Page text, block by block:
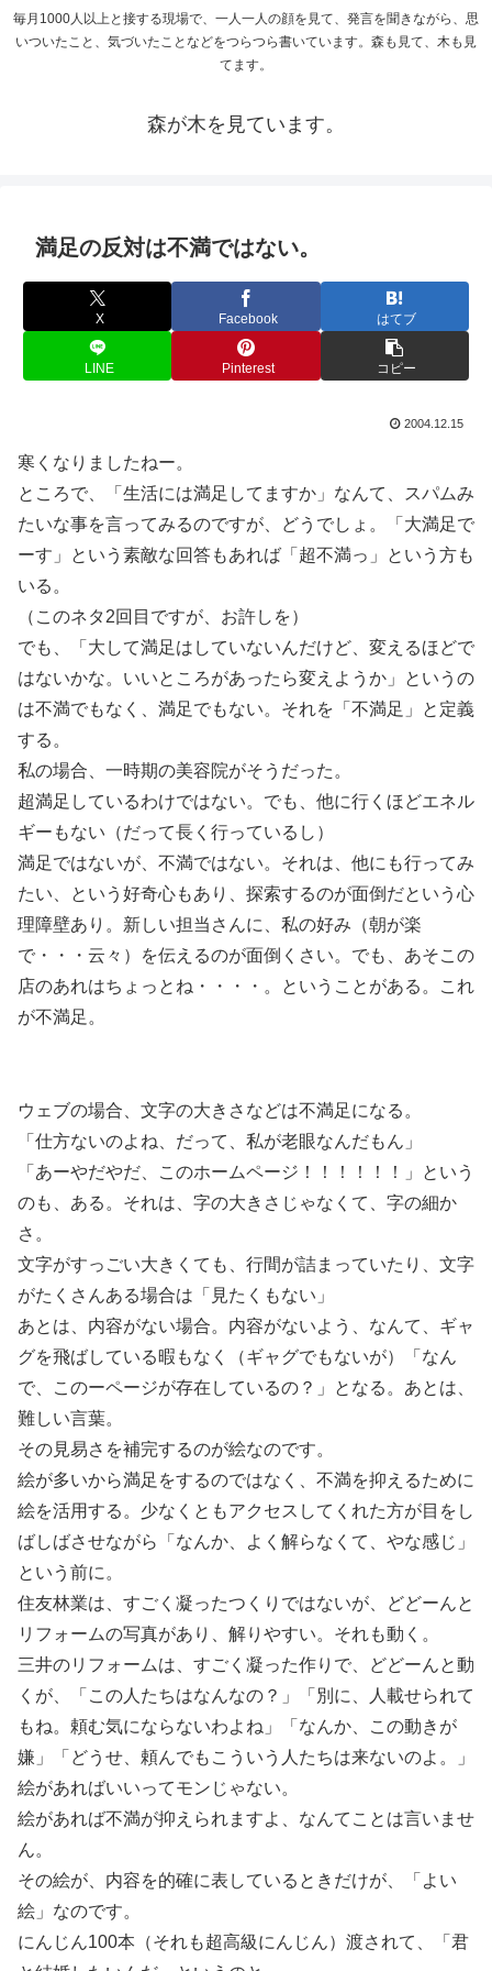
毎月1000人以上と接する現場で、一人一人の顔を見て、発言を聞きながら、思
いついたこと、気づいたことなどをつらつら書いています。森も見て、木も見
てます。
森が木を見ています。
満足の反対は不満ではない。
X Facebook はてブ
LINE Pinterest コピー
2004.12.15
寒くなりましたねー。
ところで、「生活には満足してますか」なんて、スパムみ
たいな事を言ってみるのですが、どうでしょ。「大満足で
ーす」という素敵な回答もあれば「超不満っ」という方も
いる。
（このネタ2回目ですが、お許しを）
でも、「大して満足はしていないんだけど、変えるほどで
はないかな。いいところがあったら変えようか」というの
は不満でもなく、満足でもない。それを「不満足」と定義
する。
私の場合、一時期の美容院がそうだった。
超満足しているわけではない。でも、他に行くほどエネル
ギーもない（だって長く行っているし）
満足ではないが、不満ではない。それは、他にも行ってみ
たい、という好奇心もあり、探索するのが面倒だという心
理障壁あり。新しい担当さんに、私の好み（朝が楽
で・・・云々）を伝えるのが面倒くさい。でも、あそこの
店のあれはちょっとね・・・・。ということがある。これ
が不満足。
ウェブの場合、文字の大きさなどは不満足になる。
「仕方ないのよね、だって、私が老眼なんだもん」
「あーやだやだ、このホームページ！！！！！！」という
のも、ある。それは、字の大きさじゃなくて、字の細か
さ。
文字がすっごい大きくても、行間が詰まっていたり、文字
がたくさんある場合は「見たくもない」
あとは、内容がない場合。内容がないよう、なんて、ギャ
グを飛ばしている暇もなく（ギャグでもないが）「なん
で、このーページが存在しているの？」となる。あとは、
難しい言葉。
その見易さを補完するのが絵なのです。
絵が多いから満足をするのではなく、不満を抑えるために
絵を活用する。少なくともアクセスしてくれた方が目をし
ばしばさせながら「なんか、よく解らなくて、やな感じ」
という前に。
住友林業は、すごく凝ったつくりではないが、どどーんと
リフォームの写真があり、解りやすい。それも動く。
三井のリフォームは、すごく凝った作りで、どどーんと動
くが、「この人たちはなんなの？」「別に、人載せられて
もね。頼む気にならないわよね」「なんか、この動きが
嫌」「どうせ、頼んでもこういう人たちは来ないのよ。」
絵があればいいってモンじゃない。
絵があれば不満が抑えられますよ、なんてことは言いませ
ん。
その絵が、内容を的確に表しているときだけが、「よい
絵」なのです。
にんじん100本（それも超高級にんじん）渡されて、「君